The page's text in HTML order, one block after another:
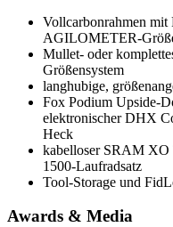
Vollcarbonrahmen
AGILOMETER-
Mullet- oder
Größensystem
langhubige,
Fox Podium Upside-
elektronischer DHX
Heck
kabelloser SRAM XO
1500-Laufradsatz
Tool-Storage und
Awards & Media